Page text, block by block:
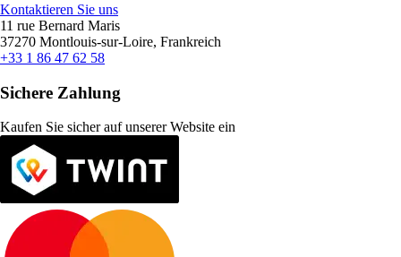
Kontaktieren Sie uns
11 rue Bernard Maris
37270 Montlouis-sur-Loire, Frankreich
+33 1 86 47 62 58
Sichere Zahlung
Kaufen Sie sicher auf unserer Website ein